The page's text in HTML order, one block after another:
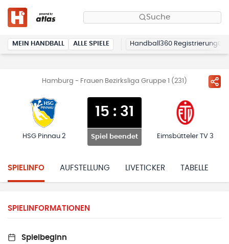
Suche
MEIN HANDBALL ALLE SPIELE Handball360 Registrierung
Hamburg - Frauen Bezirksliga Gruppe 1 (231)
HSG Pinnau 2
15 : 31
Spiel beendet Eimsbütteler TV 3
SPIELINFO AUFSTELLUNG LIVETICKER TABELLE
SPIELINFORMATIONEN
Spielbeginn